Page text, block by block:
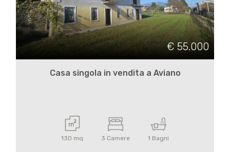
€ 55.000
Casa singola in vendita a Aviano
130 mq 3 Camere 1 Bagni
Commerciali
Terreni